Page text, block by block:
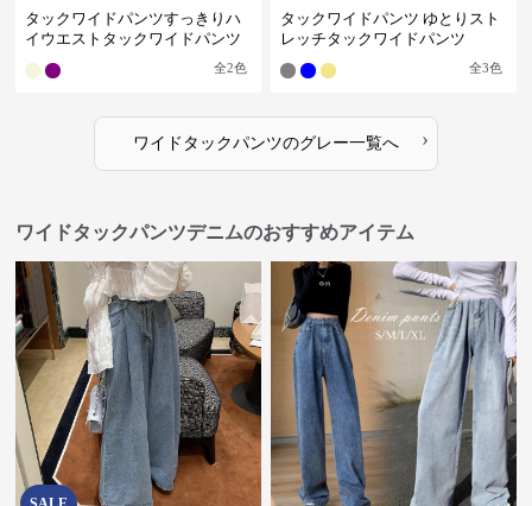
タックワイドパンツすっきりハ
イウエストタックワイドパンツ
全2色
タックワイドパンツ ゆとりスト
レッチタックワイドパンツ
全3色
ワイドタックパンツのグレー一覧へ ›
ワイドタックパンツデニムのおすすめアイテム